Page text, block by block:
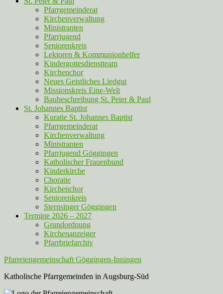
Pfarrgemeinderat
Kirchenverwaltung
Ministranten
Pfarrjugend
Seniorenkreis
Lektoren & Kommunionhelfer
Kindergottesdienstteam
Kirchenchor
Neues Geistliches Liedgut
Missionskreis Eine-Welt
Baubeschreibung St. Peter & Paul
St. Johannes Baptist
Kuratie St. Johannes Baptist
Pfarrgemeinderat
Kirchenverwaltung
Ministranten
Pfarrjugend Göggingen
Katholischer Frauenbund
Kinderkirche
Choratie
Kirchenchor
Seniorenkreis
Sternsinger Göggingen
Termine 2026 – 2027
Grundordnung
Kirchenanzeiger
Pfarrbriefarchiv
Pfarreiengemeinschaft Göggingen-Inningen
Katholische Pfarrgemeinden in Augsburg-Süd